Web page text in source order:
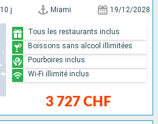
10 j Miami 19/12/2028
3 727 CHF
Tous les restaurants inclus
Boissons sans alcool illimitées
Pourboires inclus
Wi-Fi illimité inclus